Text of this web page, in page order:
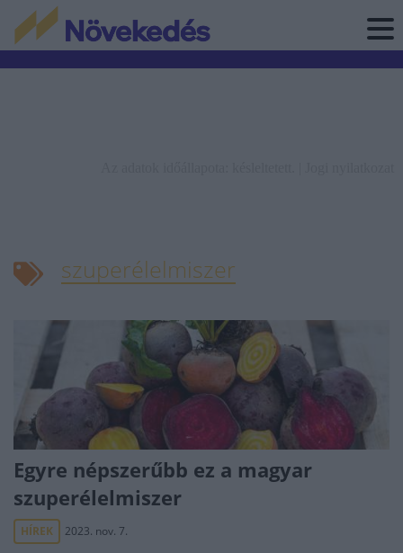
szuperélelmiszer
Egyre népszerűbb ez a magyar
szuperélelmiszer
HÍREK 2023. nov. 7.